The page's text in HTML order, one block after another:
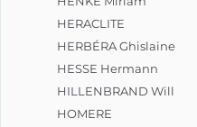
HERACLITE
HERBÉRA Ghislaine
HESSE Hermann
HILLENBRAND Will
HOMERE